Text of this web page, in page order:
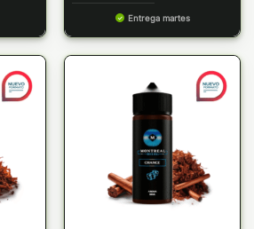
Entrega martes